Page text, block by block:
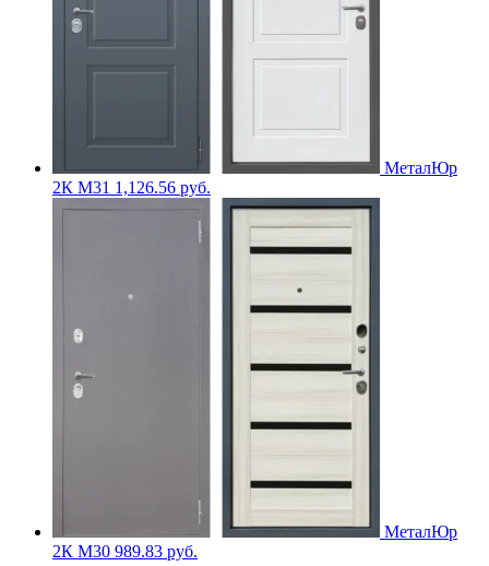
МеталЮр
2К M31 1,126.56 руб.
МеталЮр
2К M30 989.83 руб.